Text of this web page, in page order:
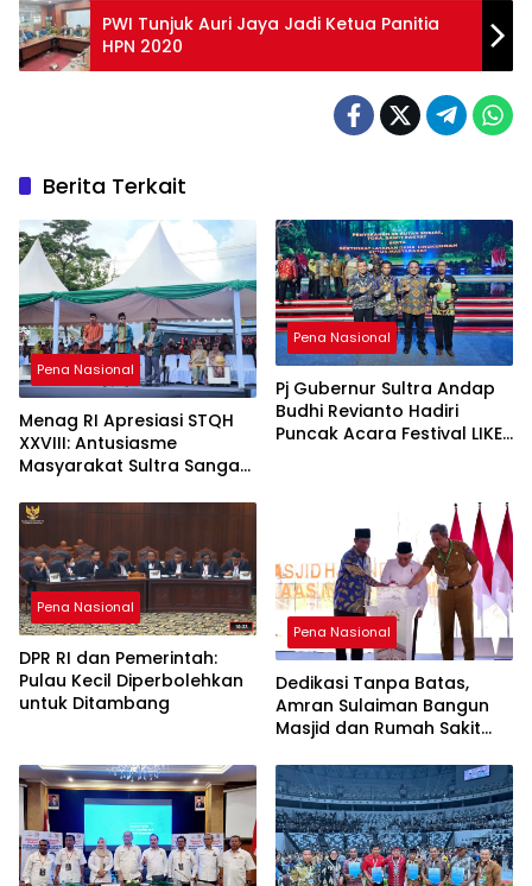
PWI Tunjuk Auri Jaya Jadi Ketua Panitia
HPN 2020
Berita Terkait
Pena Nasional
Menag RI Apresiasi STQH
XXVIII: Antusiasme
Masyarakat Sultra Sangat
Pena Nasional
Pj Gubernur Sultra Andap
Budhi Revianto Hadiri
Puncak Acara Festival LIKE-
Pena Nasional
DPR RI dan Pemerintah:
Pulau Kecil Diperbolehkan
untuk Ditambang
Pena Nasional
Dedikasi Tanpa Batas,
Amran Sulaiman Bangun
Masjid dan Rumah Sakit